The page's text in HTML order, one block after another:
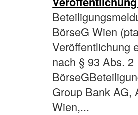
BörseG Wien
Veröffentlichung
nach § 93 Abs. 2
Group Bank AG,
Wien,...